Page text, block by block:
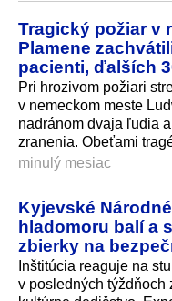
Tragický požiar v
Plamene
pacienti, ďalších
Pri hrozivom požiari
v nemeckom meste
nadránom dvaja ľudia
zranenia. Obeťami
minulý mesiac
Kyjevské
hladomoru balí a
zbierky na
Inštitúcia reaguje na
v posledných týždňoch